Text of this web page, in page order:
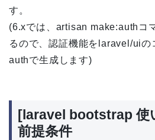
す。
(6.xでは、artisan make:authコ
るので、認証機能をlaravel/uiの
authで生成します)
[laravel bootstrap 使
前提条件